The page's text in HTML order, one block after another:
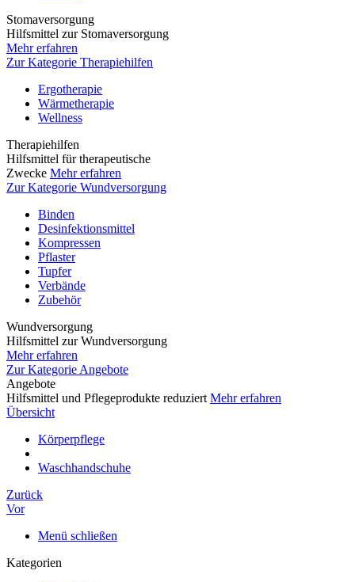
Stomaversorgung
Hilfsmittel zur Stomaversorgung
Mehr erfahren
Zur Kategorie Therapiehilfen
Ergotherapie
Wärmetherapie
Wellness
Therapiehilfen
Hilfsmittel für therapeutische
Zwecke Mehr erfahren
Zur Kategorie Wundversorgung
Binden
Desinfektionsmittel
Kompressen
Pflaster
Tupfer
Verbände
Zubehör
Wundversorgung
Hilfsmittel zur Wundversorgung
Mehr erfahren
Zur Kategorie Angebote
Angebote
Hilfsmittel und Pflegeprodukte reduziert Mehr erfahren
Übersicht
Körperpflege
Waschhandschuhe
Zurück
Vor
Menü schließen
Kategorien